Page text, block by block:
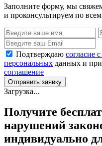
Заполните форму, мы
и проконсультируем по
Подтверждаю согласие
персональных данных и
соглашение
Отправить заявку
Загрузка...
Получите
нарушений
индивидуально